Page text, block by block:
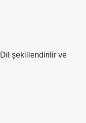
Dil şekillendirilir ve